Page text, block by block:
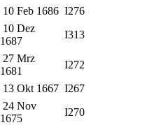
10 Feb 1686 I276
10 Dez
1687
I313
27 Mrz
1681
I272
13 Okt 1667 I267
24 Nov
1675
I270